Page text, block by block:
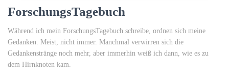
ForschungsTagebuch
Während ich mein ForschungsTagebuch schreibe, ordnen sich meine
Gedanken. Meist, nicht immer. Manchmal verwirren sich die
Gedankenstränge noch mehr, aber immerhin weiß ich dann, wie es zu
dem Hirnknoten kam.